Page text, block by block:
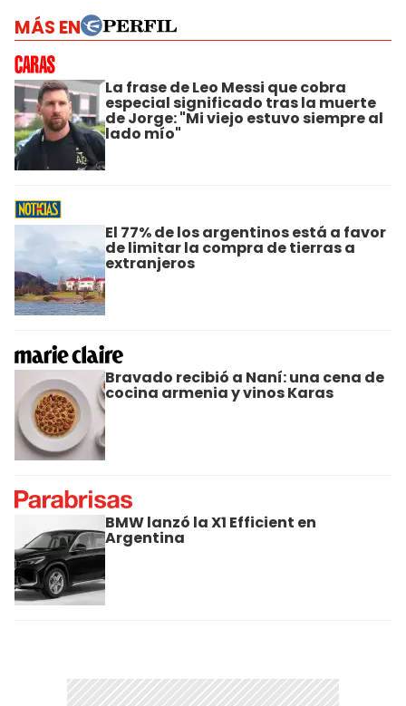
MÁS EN
La frase de Leo Messi que cobra
especial significado tras la muerte
de Jorge: "Mi viejo estuvo siempre al
lado mío"
El 77% de los argentinos está a favor
de limitar la compra de tierras a
extranjeros
Bravado recibió a Naní: una cena de
cocina armenia y vinos Karas
BMW lanzó la X1 Efficient en
Argentina